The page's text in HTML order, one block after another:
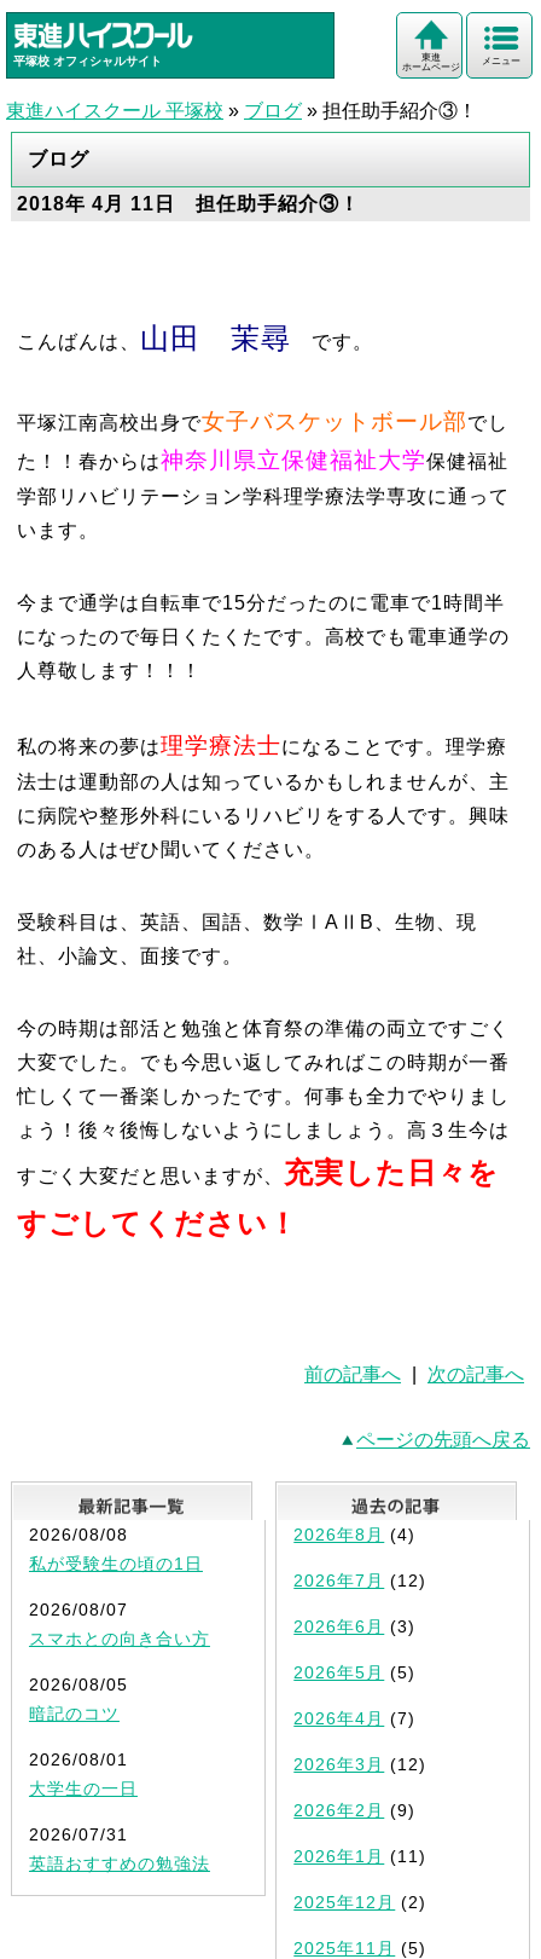
平塚校 オフィシャルサイト メニュー
東進
ホームページ
東進ハイスクール 平塚校 » ブログ » 担任助手紹介③！
ブログ
2018年 4月 11日 担任助手紹介③！
こんばんは、 山田 茉尋 です。
平塚江南高校出身で女子バスケットボール部でし
た！！春からは神奈川県立保健福祉大学保健福祉
学部リハビリテーション学科理学療法学専攻に通って
います。
今まで通学は自転車で15分だったのに電車で1時間半
になったので毎日くたくたです。高校でも電車通学の
人尊敬します！！！
私の将来の夢は理学療法士になることです。理学療
法士は運動部の人は知っているかもしれませんが、主
に病院や整形外科にいるリハビリをする人です。興味
のある人はぜひ聞いてください。
受験科目は、英語、国語、数学ⅠAⅡB、生物、現
社、小論文、面接です。
今の時期は部活と勉強と体育祭の準備の両立ですごく
大変でした。でも今思い返してみればこの時期が一番
忙しくて一番楽しかったです。何事も全力でやりまし
ょう！後々後悔しないようにしましょう。高３生今は
すごく大変だと思いますが、 充実した日々を
すごしてください！
前の記事へ 次の記事へ
ページの先頭へ戻る
最新記事一覧
2026/08/08
私が受験生の頃の1日
2026/08/07
スマホとの向き合い方
2026/08/05
暗記のコツ
2026/08/01
大学生の一日
2026/07/31
英語おすすめの勉強法
2026年8月 (4)
2026年7月 (12)
2026年6月 (3)
2026年5月 (5)
2026年4月 (7)
2026年3月 (12)
2026年2月 (9)
2026年1月 (11)
2025年12月 (2)
2025年11月 (5)